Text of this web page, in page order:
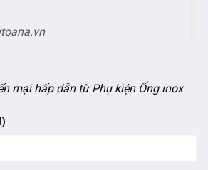
mại hấp dẫn từ Phụ kiện Ống inox